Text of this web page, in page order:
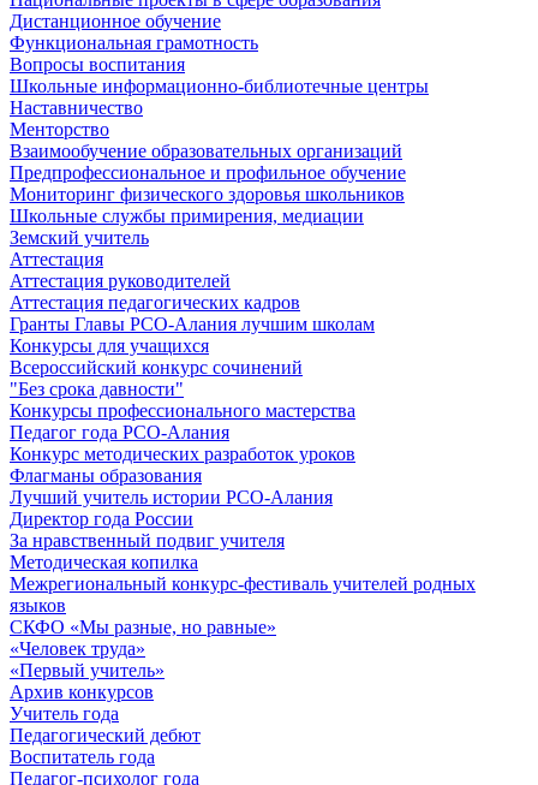
Дистанционное обучение
Функциональная грамотность
Вопросы воспитания
Школьные информационно-библиотечные центры
Наставничество
Менторство
Взаимообучение образовательных организаций
Предпрофессиональное и профильное обучение
Мониторинг физического здоровья школьников
Школьные службы примирения, медиации
Земский учитель
Аттестация
Аттестация руководителей
Аттестация педагогических кадров
Гранты Главы РСО-Алания лучшим школам
Конкурсы для учащихся
Всероссийский конкурс сочинений
"Без срока давности"
Конкурсы профессионального мастерства
Педагог года РСО-Алания
Конкурс методических разработок уроков
Флагманы образования
Лучший учитель истории РСО-Алания
Директор года России
За нравственный подвиг учителя
Методическая копилка
Межрегиональный конкурс-фестиваль учителей родных
языков
СКФО «Мы разные, но равные»
«Человек труда»
«Первый учитель»
Архив конкурсов
Учитель года
Педагогический дебют
Воспитатель года
Педагог-психолог года